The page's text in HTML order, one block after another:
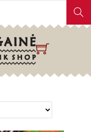
Search